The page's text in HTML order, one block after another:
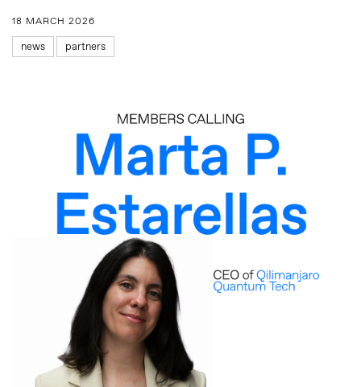
18 MARCH 2026
news partners